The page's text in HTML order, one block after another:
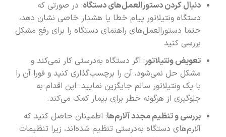
دنبال کردن دستورالعمل‌های دستگاه: در صورتی که
دستگاه ونتیلاتور پیام خطا یا هشدار خاصی نشان دهد،
حتما دستورالعمل‌های راهنمای دستگاه را برای رفع مشکل
بررسی کنید
تعویض ونتیلاتور: اگر دستگاه به‌درستی کار نمی‌کند و
مشکل حل نمی‌شود، آن را برچسب‌گذاری کنید و فورا آن را
با یک ونتیلاتور سالم جایگزین نمایید. این اقدام به
جلوگیری از هرگونه خطر برای بیمار کمک می‌کند.
بررسی و تنظیم مجدد آلارم‌ها: اطمینان حاصل کنید که
آلارم‌های دستگاه به‌درستی تنظیم شده‌اند، زیرا تنظیمات